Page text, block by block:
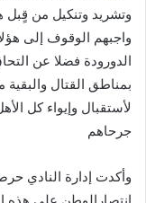
وتشريد وتنكيل من قٍبل
واجبهم الوقوف إلى
الدورودة فضلا عن
بمناطق القتال
لأستقبال وإيواء كل
جرحاهم
وأكدت إدارة النادي